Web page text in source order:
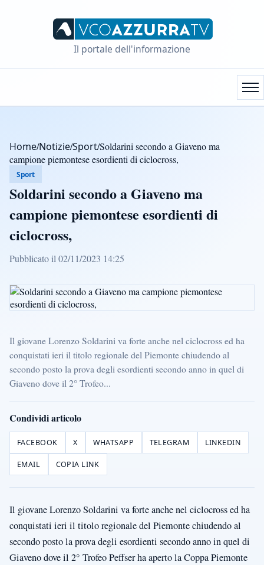
Il portale dell'informazione
Home/Notizie/Sport/Soldarini secondo a Giaveno ma
campione piemontese esordienti di ciclocross,
Sport
Soldarini secondo a Giaveno ma
campione piemontese esordienti di
ciclocross,
Pubblicato il 02/11/2023 14:25
Il giovane Lorenzo Soldarini va forte anche nel ciclocross ed ha
conquistati ieri il titolo regionale del Piemonte chiudendo al
secondo posto la prova degli esordienti secondo anno in quel di
Giaveno dove il 2° Trofeo...
Condividi articolo
FACEBOOK X WHATSAPP TELEGRAM LINKEDIN
EMAIL COPIA LINK
Il giovane Lorenzo Soldarini va forte anche nel ciclocross ed ha
conquistati ieri il titolo regionale del Piemonte chiudendo al
secondo posto la prova degli esordienti secondo anno in quel di
Giaveno dove il 2° Trofeo Peffser ha aperto la Coppa Piemonte